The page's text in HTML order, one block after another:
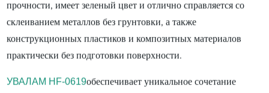
прочности, имеет зеленый цвет и отлично справляется со
склеиванием металлов без грунтовки, а также
конструкционных пластиков и композитных материалов
практически без подготовки поверхности.
УВАЛАМ HF-0619обеспечивает уникальное сочетание